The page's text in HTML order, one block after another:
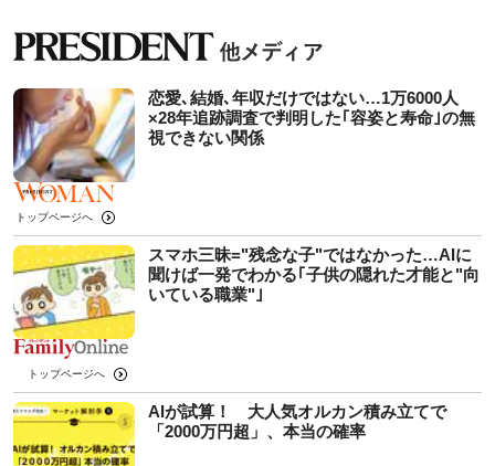
恋愛､結婚､年収だけではない…1万6000人
×28年追跡調査で判明した｢容姿と寿命｣の無
視できない関係
トップページへ
スマホ三昧="残念な子"ではなかった…AIに
聞けば一発でわかる｢子供の隠れた才能と"向
いている職業"｣
トップページへ
AIが試算！ 大人気オルカン積み立てで
「2000万円超」、本当の確率